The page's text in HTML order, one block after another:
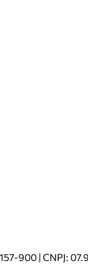
900 | CNPJ: